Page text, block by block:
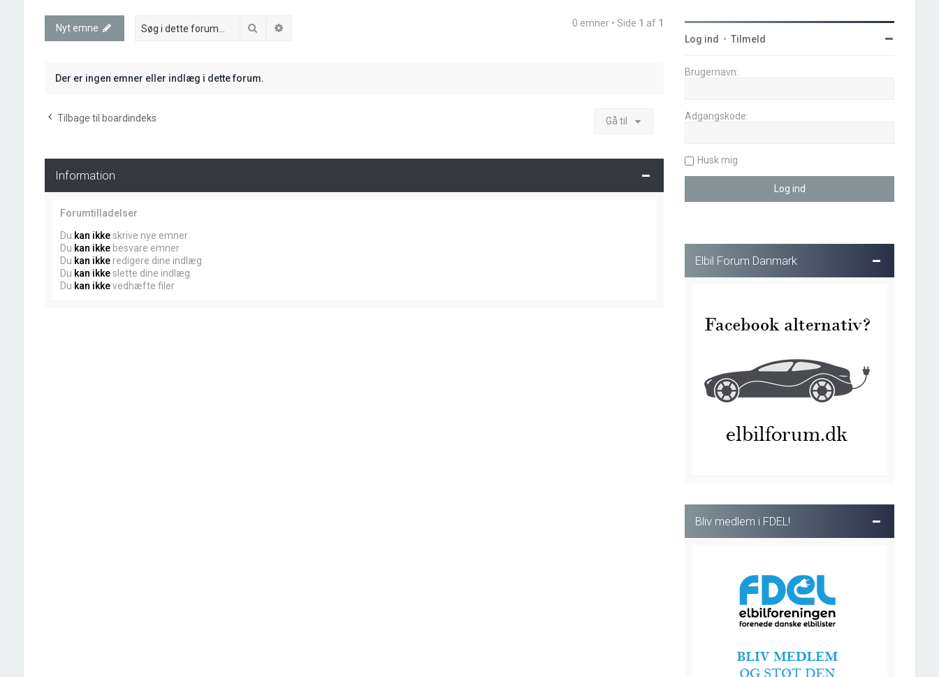
Nyt emne Søg 0 emner • Side 1 af 1
Der er ingen emner eller indlæg i dette forum.
Tilbage til boardindeks Gå til
Information
Forumtilladelser
Du kan ikkeskrive nye emner
Du kan ikkebesvare emner
Du kan ikkeredigere dine indlæg
Du kan ikkeslette dine indlæg
Du kan ikkevedhæfte filer
Log ind •Tilmeld
Brugernavn:
Adgangskode:
Husk mig
Elbil Forum Danmark
Bliv medlem i FDEL!